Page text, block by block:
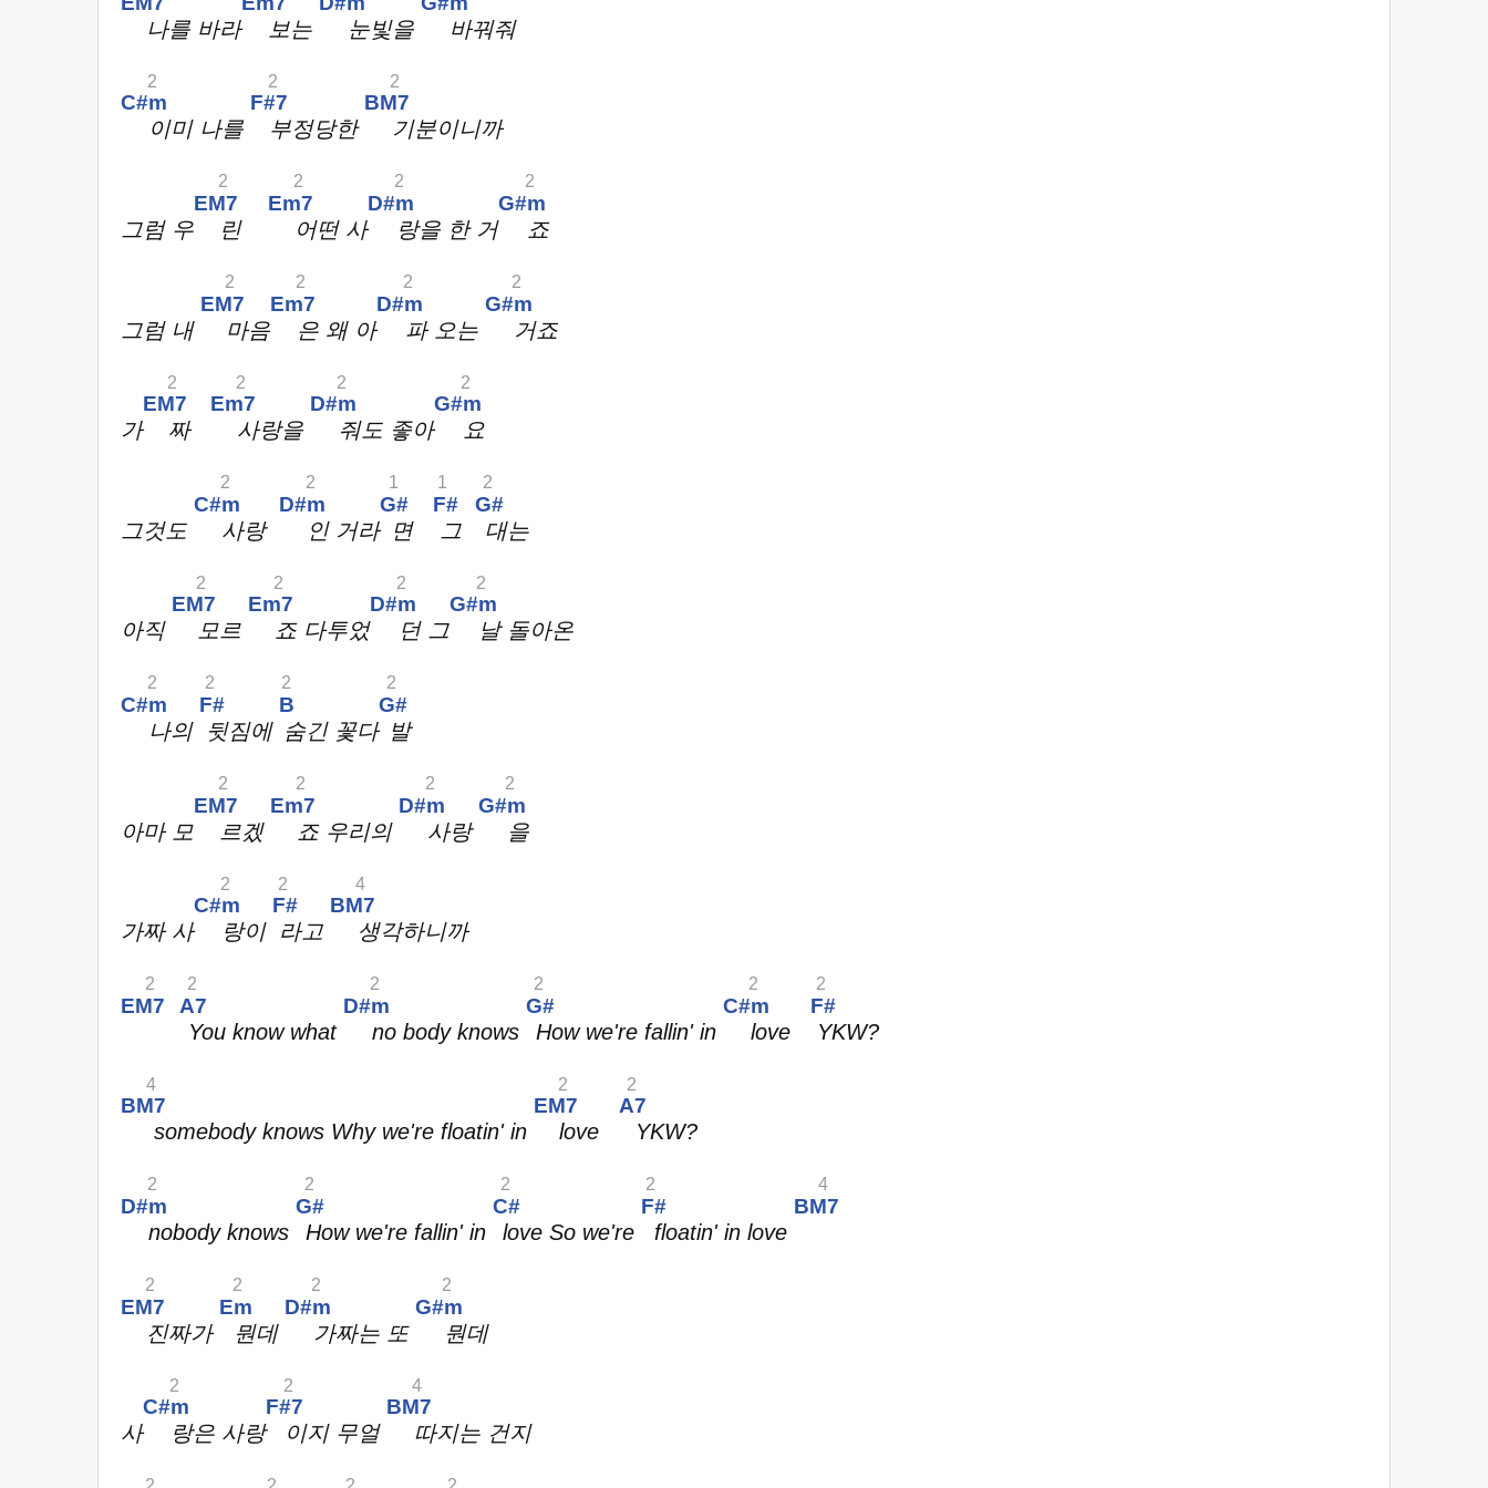
나를 바라 보는 눈빛을 바꿔줘
C#m
2
이미 나를
F#7
2
부정당한
BM7
2
기분이니까
그럼 우
EM7
2
린
Em7
2
어떤 사
D#m
2
랑을 한 거
G#m
2
죠
그럼 내
EM7
2
마음
Em7
2
은 왜 아
D#m
2
파 오는
G#m
2
거죠
가
EM7
2
짜
Em7
2
사랑을
D#m
2
줘도 좋아
G#m
2
요
그것도
C#m
2
사랑
D#m
2
인 거라
G#
1
면
F#
1
그
G#
2
대는
아직
EM7
2
모르
Em7
2
죠 다투었
D#m
2
던 그
G#m
2
날 돌아온
C#m
2
나의
F#
2
뒷짐에
B
2
숨긴 꽃다
G#
2
발
아마 모
EM7
2
르겠
Em7
2
죠 우리의
D#m
2
사랑
G#m
2
을
가짜 사
C#m
2
랑이
F#
2
라고
BM7
4
생각하니까
EM7
2
A7
2
You know what
D#m
2
no body knows
G#
2
How we're fallin' in
C#m
2
love
F#
2
YKW?
BM7
4
somebody knows Why we're floatin' in
EM7
2
love
A7
2
YKW?
D#m
2
nobody knows
G#
2
How we're fallin' in
C#
2
love So we're
F#
2
floatin' in love
BM7
4
EM7
2
진짜가
Em
2
뭔데
D#m
2
가짜는 또
G#m
2
뭔데
사
C#m
2
랑은 사랑
F#7
2
이지 무얼
BM7
4
따지는 건지